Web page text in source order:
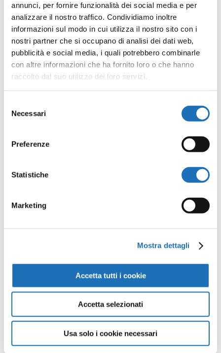
annunci, per fornire funzionalità dei social media e per
analizzare il nostro traffico. Condividiamo inoltre
informazioni sul modo in cui utilizza il nostro sito con i
nostri partner che si occupano di analisi dei dati web,
pubblicità e social media, i quali potrebbero combinarle
con altre informazioni che ha fornito loro o che hanno
raccolto dal suo utilizzo dei loro servizi.
delNecessari
Preferenze
Statistiche
Marketing
Mostra dettagli
Accetta tutti i cookie
Accetta selezionati
Usa solo i cookie necessari
Panta Rei (Seppie)
Gattamorta, Alan